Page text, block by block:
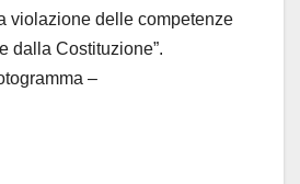
violazione delle competenze
dalla Costituzione”.
–